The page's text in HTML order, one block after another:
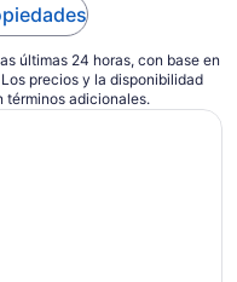
últimas 24 horas, con base en
precios y la disponibilidad
términos adicionales.